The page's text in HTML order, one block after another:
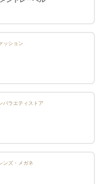
ッション
バラエティストア
ンズ・メガネ